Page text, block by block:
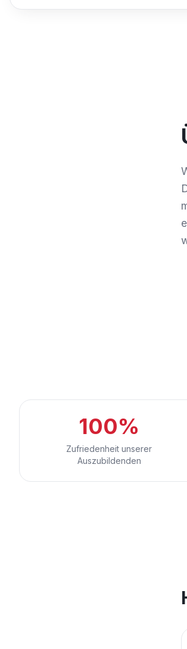
100%
Zufriedenheit unserer
Auszubildenden